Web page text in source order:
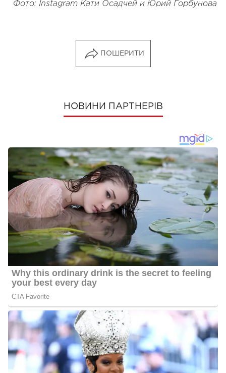
Фото: Instagram Кати Осадчей и Юрий Горбунова
ПОШЕРИТИ
НОВИНИ ПАРТНЕРІВ